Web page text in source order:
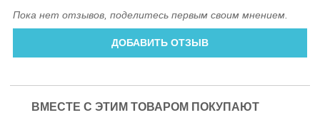
Пока нет отзывов, поделитесь первым своим мнением.
ДОБАВИТЬ ОТЗЫВ
ВМЕСТЕ С ЭТИМ ТОВАРОМ ПОКУПАЮТ